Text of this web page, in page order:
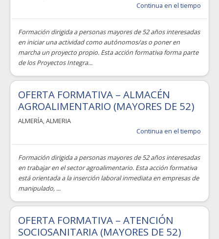
Continua en el tiempo
Formación dirigida a personas mayores de 52 años interesadas
en iniciar una actividad como autónomos/as o poner en
marcha un proyecto propio. Esta acción formativa forma parte
de los Proyectos Integra...
OFERTA FORMATIVA – ALMACÉN
AGROALIMENTARIO (MAYORES DE 52)
ALMERÍA,ALMERIA
Continua en el tiempo
Formación dirigida a personas mayores de 52 años interesadas
en trabajar en el sector agroalimentario. Esta acción formativa
está orientada a la inserción laboral inmediata en empresas de
manipulado, ...
OFERTA FORMATIVA – ATENCIÓN
SOCIOSANITARIA (MAYORES DE 52)